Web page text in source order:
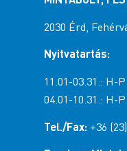
2030 Érd,
Nyitvatartás:
11.01-03.31.: H-
04.01-10.31.: H-
Tel./Fax: +36